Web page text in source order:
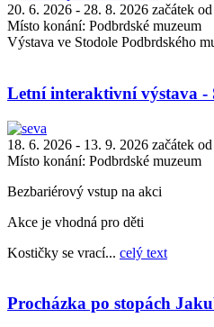
20. 6. 2026 - 28. 8. 2026 začátek
Místo konání: Podbrdské muzeum
Výstava ve Stodole Podbrdského
Letní interaktivní výstava -
18. 6. 2026 - 13. 9. 2026 začátek
Místo konání: Podbrdské muzeum
Bezbariérový vstup na akci
Akce je vhodná pro děti
Kostičky se vrací... celý text
Procházka po stopách